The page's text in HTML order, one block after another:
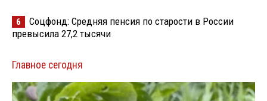
6
Соцфонд: Средняя пенсия по старости в России
превысила 27,2 тысячи
Главное сегодня